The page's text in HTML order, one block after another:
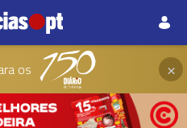
os ×